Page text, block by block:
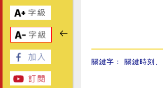
關鍵字： 關鍵時刻